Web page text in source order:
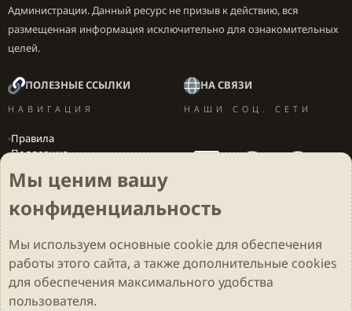
Администрации. Данный ресурс не призыв к действию, вся
размещенная информация исключительно для ознакомительных
целей.
ПОЛЕЗНЫЕ ССЫЛКИ
НАВИГАЦИЯ
Правила
Поддержка
Локализация игр
НА СВЯЗИ
НАШИ СОЦ. СЕТИ
Cookies Darkdale - Основа [v.2.3.2 rc1] 🔥
Русский (RU)
Обратная связь
Условия и правила
Политика конфиденциальности
Помощь
R
Мы ценим вашу
конфиденциальность
Мы используем основные cookieдля обеспечения
работы этого сайта, а также дополнительные cookies
для обеспечения максимального удобства
пользователя.